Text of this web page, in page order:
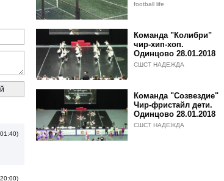
football life
Команда "Колибри"
чир-хип-хоп.
Одинцово 28.01.2018
СШСТ НАДЕЖДА
Команда "Созвездие"
Чир-фристайл дети.
Одинцово 28.01.2018
СШСТ НАДЕЖДА